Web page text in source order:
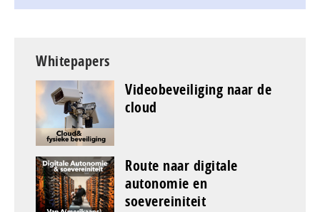
Whitepapers
Videobeveiliging naar de
cloud
Route naar digitale
autonomie en
soevereiniteit